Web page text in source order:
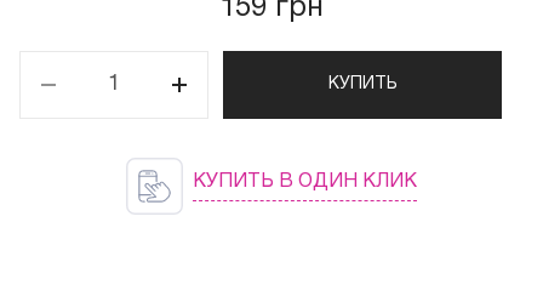
159 грн
КУПИТЬ
КУПИТЬ В ОДИН КЛИК